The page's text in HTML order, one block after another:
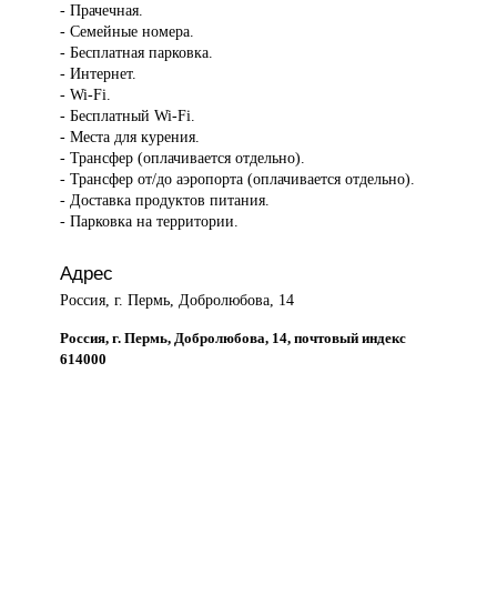
- Прачечная.
- Семейные номера.
- Бесплатная парковка.
- Интернет.
- Wi-Fi.
- Бесплатный Wi-Fi.
- Места для курения.
- Трансфер (оплачивается отдельно).
- Трансфер от/до аэропорта (оплачивается отдельно).
- Доставка продуктов питания.
- Парковка на территории.
Адрес
Россия, г. Пермь, Добролюбова, 14
Россия, г. Пермь, Добролюбова, 14, почтовый индекс
614000